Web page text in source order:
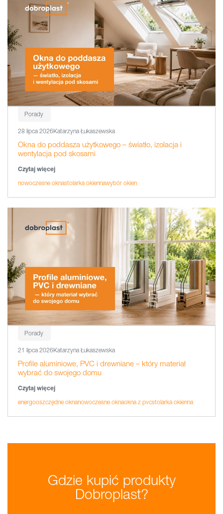
Porady
28 lipca 2026Katarzyna Łukaszewska
Okna do poddasza użytkowego – światło, izolacja i
wentylacja pod skosami
Czytaj więcej
nowoczesne oknastolarka okiennawybór okien
Porady
21 lipca 2026Katarzyna Łukaszewska
Profile aluminiowe, PVC i drewniane – który materiał
wybrać do swojego domu
Czytaj więcej
energooszczędne oknanowoczesne oknaokna z pvcstolarka okienna
Gdzie kupić produkty
Dobroplast?